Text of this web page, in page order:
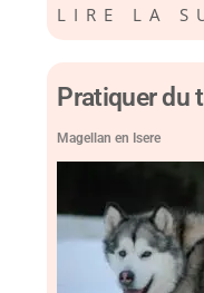
LIRE LA
Pratiquer du
Magellan en Isere